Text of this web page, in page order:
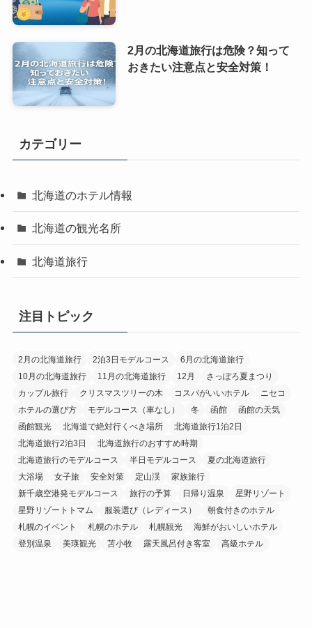
2月の北海道旅行は危険？知って
おきたい注意点と安全対策！
カテゴリー
北海道のホテル情報
北海道の観光名所
北海道旅行
注目トピック
2月の北海道旅行 2泊3日モデルコース
6月の北海道旅行
10月の北海道旅行
11月の北海道旅行 12月
さっぽろ夏まつり
カップル旅行
クリスマスツリーの木 コスパがいいホテル
ニセコ
ホテルの選び方
モデルコース（車なし） 冬 函館
函館の天気
函館観光
北海道で絶対行くべき場所
北海道旅行1泊2日
北海道旅行2泊3日
北海道旅行のおすすめ時期
北海道旅行のモデルコース
半日モデルコース
夏の北海道旅行
大浴場
女子旅 安全対策 定山渓
家族旅行
新千歳空港発モデルコース
旅行の予算 日帰り温泉
星野リゾート
星野リゾートトマム
服装選び（レディース）
朝食付きのホテル
札幌のイベント
札幌のホテル 札幌観光
海鮮がおいしいホテル
登別温泉
美瑛観光 苫小牧 露天風呂付き客室 高級ホテル